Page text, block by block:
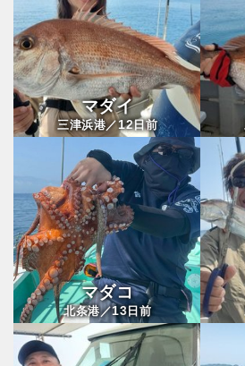
マダイ
三津浜港／12日前
マダコ
北条港／13日前